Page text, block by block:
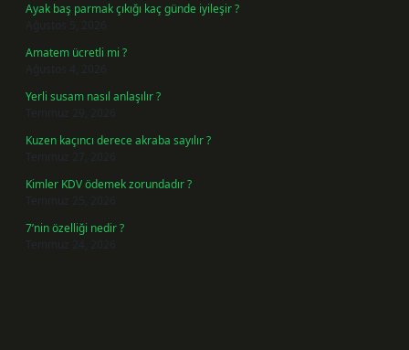
Ayak baş parmak çıkığı kaç günde iyileşir ?
Ağustos 5, 2026
Amatem ücretli mi ?
Ağustos 4, 2026
Yerli susam nasıl anlaşılır ?
Temmuz 29, 2026
Kuzen kaçıncı derece akraba sayılır ?
Temmuz 27, 2026
Kimler KDV ödemek zorundadır ?
Temmuz 25, 2026
7’nin özelliği nedir ?
Temmuz 24, 2026